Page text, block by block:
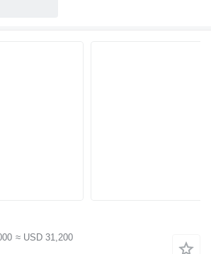
≈ USD 31,200